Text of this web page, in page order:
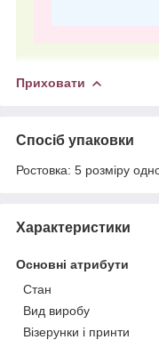
Приховати
Спосіб упаковки
Ростовка: 5 розміру
Характеристики
Основні атрибути
Стан
Вид виробу
Візерунки і принти